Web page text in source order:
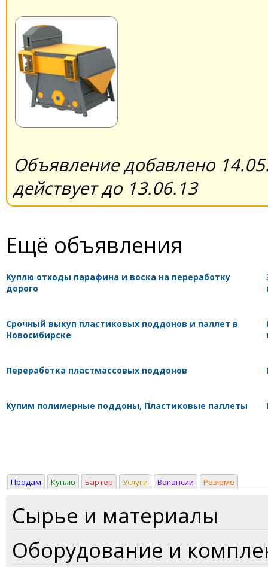
Объявление добавлено
действует до 13.06.13
Ещё объявления
Куплю отходы парафина и воска на переработку
дорого
Срочный выкуп пластиковых поддонов и паллет в
Новосибирске
Переработка пластмассовых поддонов
Купим полимерные поддоны, Пластиковые паллеты
Продам Куплю Бартер Услуги Вакансии Резюме
Сырье и материалы
Оборудование и